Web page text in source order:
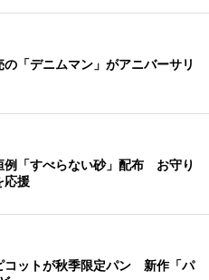
「デニムマン」がアニバーサリ
例「すべらない砂」配布 お守り
応援
コットが秋季限定パン 新作「パ